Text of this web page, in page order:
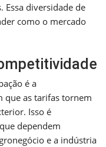
Essa diversidade de
como o mercado
é a
que as tarifas tornem
Isso é
dependem
e a indústria